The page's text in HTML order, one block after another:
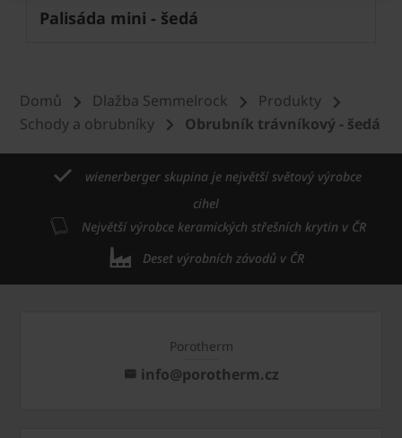
Palisáda mini - šedá
Domů Dlažba Semmelrock
Produkty
Schody a obrubníky
Obrubník trávníkový - šedá
wienerberger skupina je největší světový výrobce
cihel
Největší výrobce keramických střešních krytin v ČR
Deset výrobních závodů v ČR
Porotherm
info@porotherm.cz